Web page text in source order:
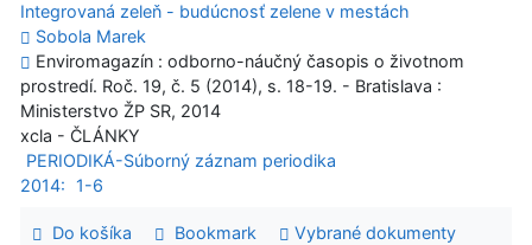
Integrovaná zeleň - budúcnosť zelene v mestách
Sobola Marek
Enviromagazín : odborno-náučný časopis o životnom
prostredí. Roč. 19, č. 5 (2014), s. 18-19. - Bratislava :
Ministerstvo ŽP SR, 2014
xcla - ČLÁNKY
PERIODIKÁ-Súborný záznam periodika
2014:
1-6
Do košíka Bookmark Vybrané dokumenty